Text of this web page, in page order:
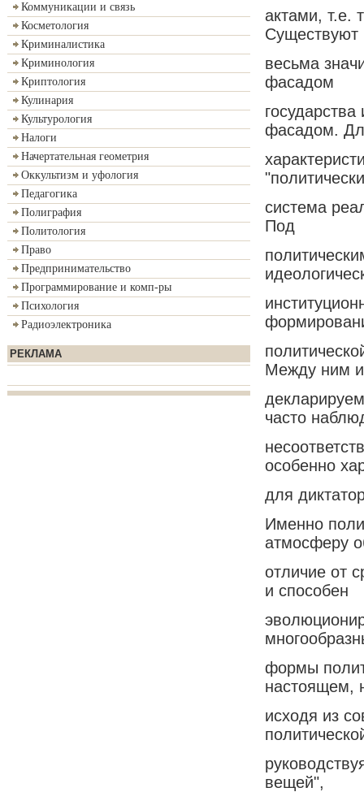
Коммуникации и связь
Косметология
Криминалистика
Криминология
Криптология
Кулинария
Культурология
Налоги
Начертательная геометрия
Оккультизм и уфология
Педагогика
Полиграфия
Политология
Право
Предпринимательство
Программирование и комп-ры
Психология
Радиоэлектроника
РЕКЛАМА
актами, т.е.
Существуют
весьма
фасадом
фасадом.
система
Под
Между ним и
часто
особенно
для
Именно
атмосферу
отличие от
и способен
формы
настоящем,
исходя из
вещей",